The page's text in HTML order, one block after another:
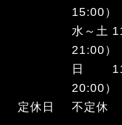
15:00）
水～土
21:00）
日
20:00）
定休日
不定休